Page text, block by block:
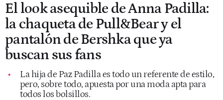
El look asequible de Anna Padilla:
la chaqueta de Pull&Bear y el
pantalón de Bershka que ya
buscan sus fans
La hija de Paz Padilla es todo un referente de estilo,
pero, sobre todo, apuesta por una moda apta para
todos los bolsillos.